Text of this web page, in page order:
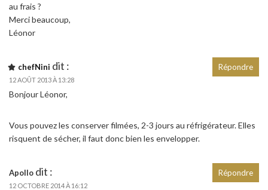
au frais ?
Merci beaucoup,
Léonor
chefNini dit :
12 AOÛT 2013 À 13:28
Bonjour Léonor,
Vous pouvez les conserver filmées, 2-3 jours au réfrigérateur. Elles
risquent de sécher, il faut donc bien les envelopper.
Répondre
Apollo dit :
12 OCTOBRE 2014 À 16:12
Répondre